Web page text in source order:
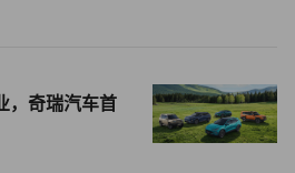
金和现金资产总额中仅占很小一
消息传出后，比特币价格暴跌约
突破自6月中旬以来的20,000美元
格依旧上涨了约18%。（财富中
，奇瑞汽车首